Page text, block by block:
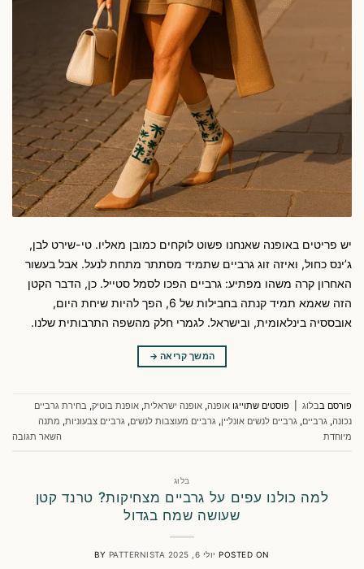
יש פריטים באופנה שאנחנו פשוט לוקחים כמובן מאליו. טי-שירט לבן,
ג’ינס כחול, ואיזה זוג גרביים שתמיד מסתתר מתחת לנעל. אבל בעשור
האחרון קרה משהו מפתיע: גרביים הפכו לסמל סטייל. כן, הדבר הקטן
הזה שאמא תמיד קנתה בחבילות של 6, הפך להיות שיחת היום,
אובססיה בינלאומית, ובישראל. לגמרי חלק מהשפה התרבותית שלנו.
המשך קריאה →
פורסם בבלוג פוסטים שתוייגו אופנה, אופנה ישראלית, אופנת בוטיק, בחירת גרביים
נכונה, גרביים, גרביים לנשים אונליין, גרביים מעוצבות לנשים, גרביים צבעוניות, מתנה
מיוחדת
השאר תגובה
בלוג
למה כולנו עפים על גרביים מצחיקות? טרנד קטן
שעושה שמח בגדול
POSTED ON יולי 6, 2025 BY PATTERNISTA